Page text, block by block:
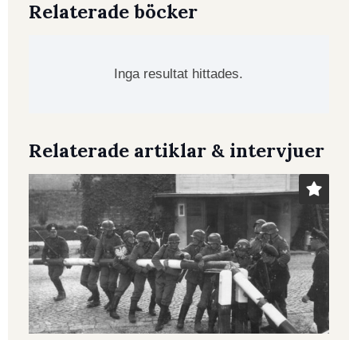
Relaterade böcker
Inga resultat hittades.
Relaterade artiklar & intervjuer